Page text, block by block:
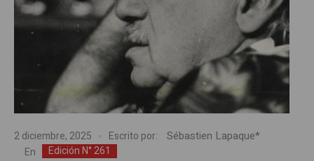
2 diciembre, 2025 Escrito por: Sébastien Lapaque*
En Edición N° 261